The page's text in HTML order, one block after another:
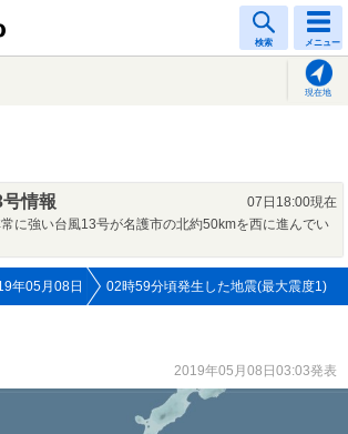
検索 メニュー
現在地
情報
07日18:00現在
に強い台風13号が名護市の北約50kmを西に進んでい
年05月08日 02時59分頃発生した地震(最大震度1)
2019年05月08日03:03発表